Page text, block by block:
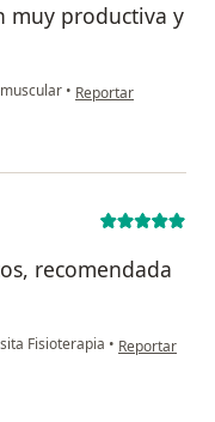
muy productiva y
• en opinión del
Reportar
recomendada
Fisioterapia • en opinión del
Reportar